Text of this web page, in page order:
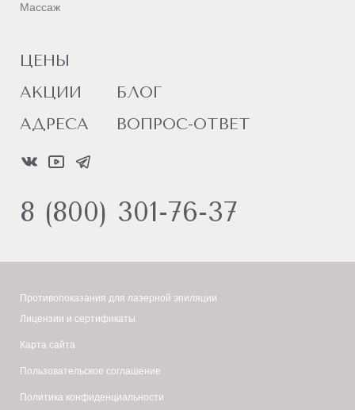
Массаж
ЦЕНЫ
АКЦИИ
АДРЕСА
БЛОГ
ВОПРОС-ОТВЕТ
8 (800) 301-76-37
Противопоказания для лазерной эпиляции
Лицензии и сертификаты
Карта сайта
Пользовательское соглашение
Политика конфиденциальности